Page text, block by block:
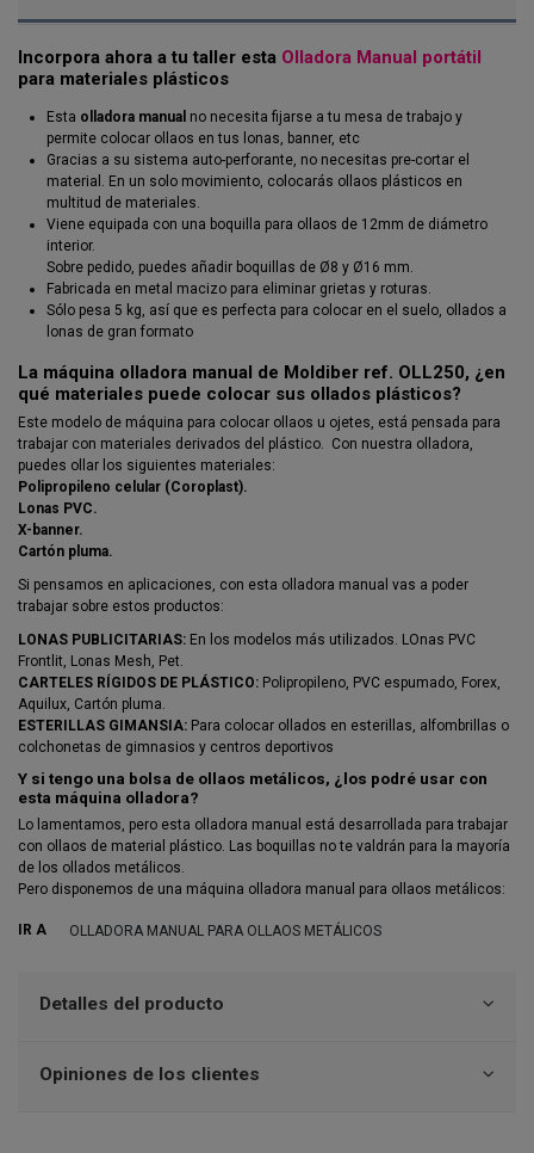
Incorpora ahora a tu taller esta Olladora Manual portátil
para materiales plásticos
Esta olladora manual no necesita fijarse a tu mesa de trabajo y
permite colocar ollaos en tus lonas, banner, etc
Gracias a su sistema auto-perforante, no necesitas pre-cortar el
material. En un solo movimiento, colocarás ollaos plásticos en
multitud de materiales.
Viene equipada con una boquilla para ollaos de 12mm de diámetro
interior.
Sobre pedido, puedes añadir boquillas de Ø8 y Ø16 mm.
Fabricada en metal macizo para eliminar grietas y roturas.
Sólo pesa 5 kg, así que es perfecta para colocar en el suelo, ollados a
lonas de gran formato
La máquina olladora manual de Moldiber ref. OLL250, ¿en
qué materiales puede colocar sus ollados plásticos?
Este modelo de máquina para colocar ollaos u ojetes, está pensada para
trabajar con materiales derivados del plástico. Con nuestra olladora,
puedes ollar los siguientes materiales:
Polipropileno celular (Coroplast).
Lonas PVC.
X-banner.
Cartón pluma.
Si pensamos en aplicaciones, con esta olladora manual vas a poder
trabajar sobre estos productos:
LONAS PUBLICITARIAS: En los modelos más utilizados. LOnas PVC
Frontlit, Lonas Mesh, Pet.
CARTELES RÍGIDOS DE PLÁSTICO: Polipropileno, PVC espumado, Forex,
Aquilux, Cartón pluma.
ESTERILLAS GIMANSIA: Para colocar ollados en esterillas, alfombrillas o
colchonetas de gimnasios y centros deportivos
Y si tengo una bolsa de ollaos metálicos, ¿los podré usar con
esta máquina olladora?
Lo lamentamos, pero esta olladora manual está desarrollada para trabajar
con ollaos de material plástico. Las boquillas no te valdrán para la mayoría
de los ollados metálicos.
Pero disponemos de una máquina olladora manual para ollaos metálicos:
IR A OLLADORA MANUAL PARA OLLAOS METÁLICOS
Detalles del producto
Opiniones de los clientes